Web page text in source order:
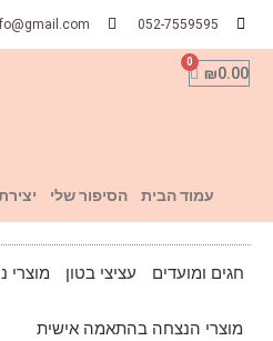
052-7559595
₪0.00
עמוד הבית הסיפור שלי
חגים ומועדים עציצי בטון מוצרי
מוצרי הנצחה בהתאמה אישית